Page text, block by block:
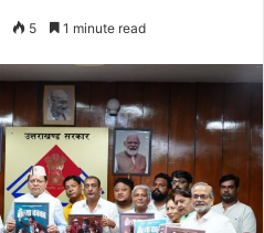
5 1 minute read